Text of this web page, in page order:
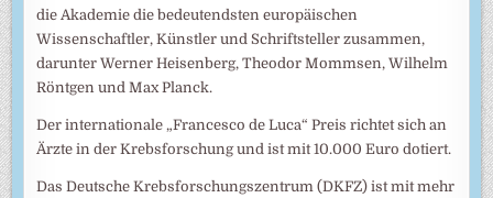
die Akademie die bedeutendsten europäischen
Wissenschaftler, Künstler und Schriftsteller zusammen,
darunter Werner Heisenberg, Theodor Mommsen, Wilhelm
Röntgen und Max Planck.
Der internationale „Francesco de Luca“ Preis richtet sich an
Ärzte in der Krebsforschung und ist mit 10.000 Euro dotiert.
Das Deutsche Krebsforschungszentrum (DKFZ) ist mit mehr